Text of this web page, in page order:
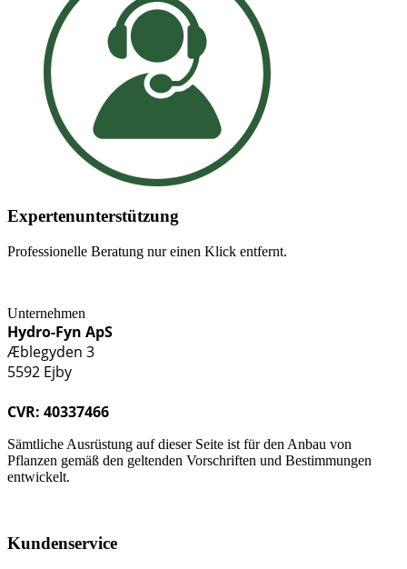
Expertenunterstützung
Professionelle Beratung nur einen Klick entfernt.
Unternehmen
Hydro-Fyn ApS
Æblegyden 3
5592 Ejby
CVR: 40337466
Sämtliche Ausrüstung auf dieser Seite ist für den Anbau von
Pflanzen gemäß den geltenden Vorschriften und Bestimmungen
entwickelt.
Kundenservice